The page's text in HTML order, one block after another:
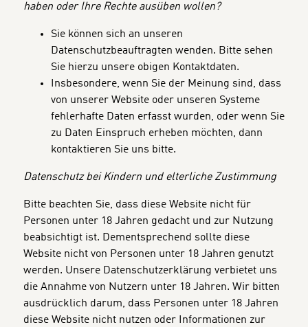
haben oder Ihre Rechte ausüben wollen?
Sie können sich an unseren
Datenschutzbeauftragten wenden. Bitte sehen
Sie hierzu unsere obigen Kontaktdaten.
Insbesondere, wenn Sie der Meinung sind, dass
von unserer Website oder unseren Systeme
fehlerhafte Daten erfasst wurden, oder wenn Sie
zu Daten Einspruch erheben möchten, dann
kontaktieren Sie uns bitte.
Datenschutz bei Kindern und elterliche Zustimmung
Bitte beachten Sie, dass diese Website nicht für
Personen unter 18 Jahren gedacht und zur Nutzung
beabsichtigt ist. Dementsprechend sollte diese
Website nicht von Personen unter 18 Jahren genutzt
werden. Unsere Datenschutzerklärung verbietet uns
die Annahme von Nutzern unter 18 Jahren. Wir bitten
ausdrücklich darum, dass Personen unter 18 Jahren
diese Website nicht nutzen oder Informationen zur